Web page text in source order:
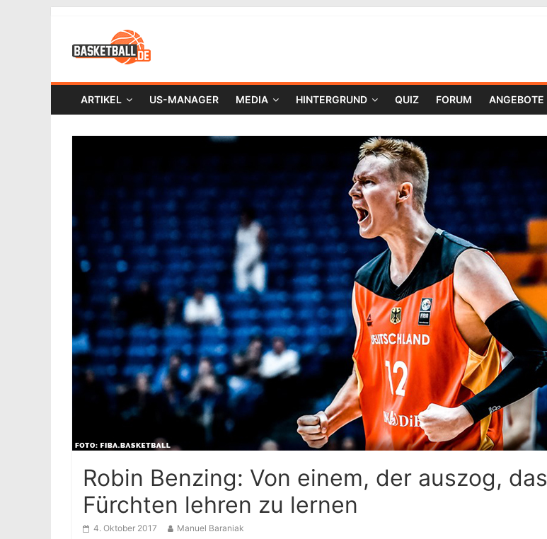
ARTIKEL US-MANAGER MEDIA HINTERGRUND QUIZ FORUM ANGEBOTE
Robin Benzing: Von einem, der auszog, das
Fürchten lehren zu lernen
4. Oktober 2017 Manuel Baraniak